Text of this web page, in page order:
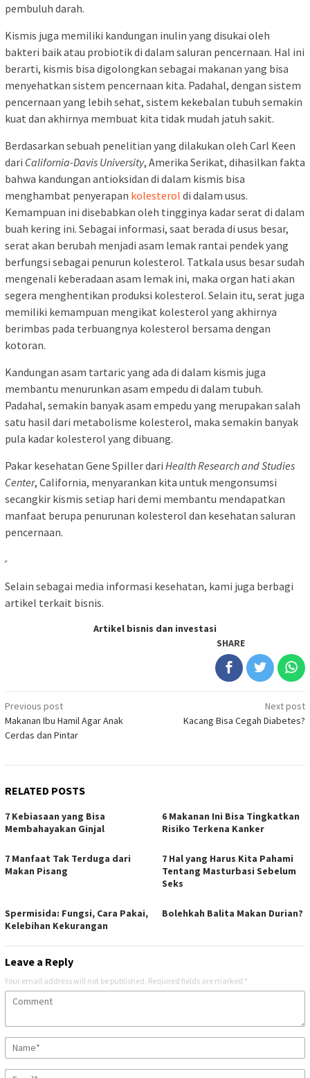
pembuluh darah.
Kismis juga memiliki kandungan inulin yang disukai oleh
bakteri baik atau probiotik di dalam saluran pencernaan. Hal ini
berarti, kismis bisa digolongkan sebagai makanan yang bisa
menyehatkan sistem pencernaan kita. Padahal, dengan sistem
pencernaan yang lebih sehat, sistem kekebalan tubuh semakin
kuat dan akhirnya membuat kita tidak mudah jatuh sakit.
Berdasarkan sebuah penelitian yang dilakukan oleh Carl Keen
dari California-Davis University, Amerika Serikat, dihasilkan fakta
bahwa kandungan antioksidan di dalam kismis bisa
menghambat penyerapan kolesterol di dalam usus.
Kemampuan ini disebabkan oleh tingginya kadar serat di dalam
buah kering ini. Sebagai informasi, saat berada di usus besar,
serat akan berubah menjadi asam lemak rantai pendek yang
berfungsi sebagai penurun kolesterol. Tatkala usus besar sudah
mengenali keberadaan asam lemak ini, maka organ hati akan
segera menghentikan produksi kolesterol. Selain itu, serat juga
memiliki kemampuan mengikat kolesterol yang akhirnya
berimbas pada terbuangnya kolesterol bersama dengan
kotoran.
Kandungan asam tartaric yang ada di dalam kismis juga
membantu menurunkan asam empedu di dalam tubuh.
Padahal, semakin banyak asam empedu yang merupakan salah
satu hasil dari metabolisme kolesterol, maka semakin banyak
pula kadar kolesterol yang dibuang.
Pakar kesehatan Gene Spiller dari Health Research and Studies
Center, California, menyarankan kita untuk mengonsumsi
secangkir kismis setiap hari demi membantu mendapatkan
manfaat berupa penurunan kolesterol dan kesehatan saluran
pencernaan.
Selain sebagai media informasi kesehatan, kami juga berbagi
artikel terkait bisnis.
Artikel bisnis dan investasi
SHARE
Post
navigation
Previous post
Makanan Ibu Hamil Agar Anak
Cerdas dan Pintar
Next post
Kacang Bisa Cegah Diabetes?
RELATED POSTS
7 Kebiasaan yang Bisa
Membahayakan Ginjal
6 Makanan Ini Bisa Tingkatkan
Risiko Terkena Kanker
7 Manfaat Tak Terduga dari
Makan Pisang
7 Hal yang Harus Kita Pahami
Tentang Masturbasi Sebelum
Seks
Spermisida: Fungsi, Cara Pakai,
Kelebihan Kekurangan
Bolehkah Balita Makan Durian?
Leave a Reply
Your email address will not be published. Required fields are marked *